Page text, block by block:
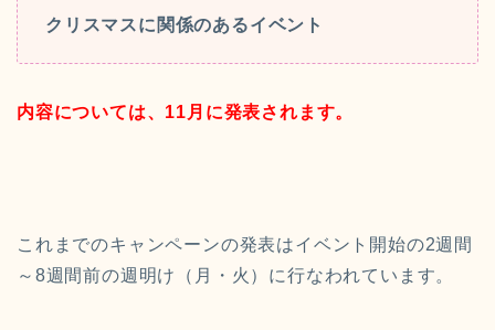
クリスマスに関係のあるイベント
内容については、11月に発表されます。
これまでのキャンペーンの発表はイベント開始の2週間
～8週間前の週明け（月・火）に行なわれています。